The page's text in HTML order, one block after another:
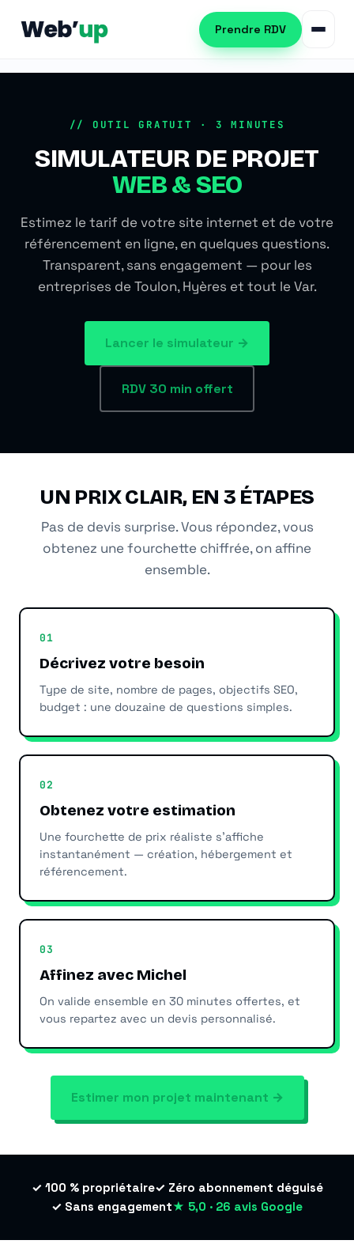
Prendre RDV
Référencement naturel
SEO local
Netlinking SEO
Consultant SEO
Formation SEO
Création WordPress
Refonte de site
Publicité Google Ads
Référencement IA (GEO)
Automatisation PME
Automatiser les tâches PME
Automatiser le contenu SEO
// OUTIL GRATUIT · 3 MINUTES
SIMULATEUR DE PROJET
WEB & SEO
Estimez le tarif de votre site internet et de votre
référencement en ligne, en quelques questions.
Transparent, sans engagement — pour les
entreprises de Toulon, Hyères et tout le Var.
Lancer le simulateur →
RDV 30 min offert
UN PRIX CLAIR, EN 3 ÉTAPES
Pas de devis surprise. Vous répondez, vous
obtenez une fourchette chiffrée, on affine
ensemble.
01
Décrivez votre besoin
Type de site, nombre de pages, objectifs SEO,
budget : une douzaine de questions simples.
02
Obtenez votre estimation
Une fourchette de prix réaliste s'affiche
instantanément — création, hébergement et
référencement.
03
Affinez avec Michel
On valide ensemble en 30 minutes offertes, et
vous repartez avec un devis personnalisé.
Estimer mon projet maintenant →
✓ 100 % propriétaire✓ Zéro abonnement déguisé
✓ Sans engagement★ 5,0 · 26 avis Google